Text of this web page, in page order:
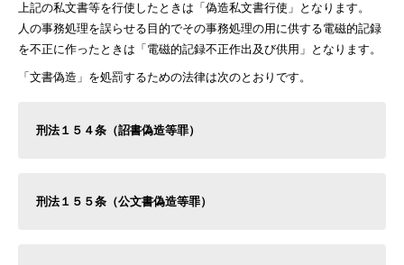
上記の私文書等を行使したときは「偽造私文書行使」となります。
人の事務処理を誤らせる目的でその事務処理の用に供する電磁的記録
を不正に作ったときは「電磁的記録不正作出及び供用」となります。
「文書偽造」を処罰するための法律は次のとおりです。
刑法１５４条（詔書偽造等罪）
刑法１５５条（公文書偽造等罪）